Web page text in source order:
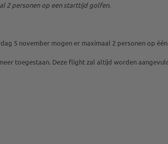
2 personen op een starttijd golfen.
5 november mogen er maximaal 2 personen op
toegestaan. Deze flight zal altijd worden